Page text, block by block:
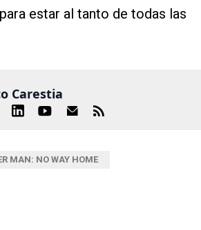
estar al tanto de todas las
Carestia
MAN: NO WAY HOME